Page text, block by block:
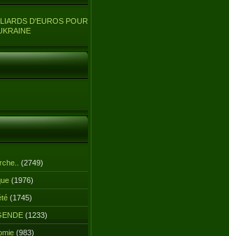
D'EUROS POUR
(2749)
(1976)
(1745)
(1233)
(983)